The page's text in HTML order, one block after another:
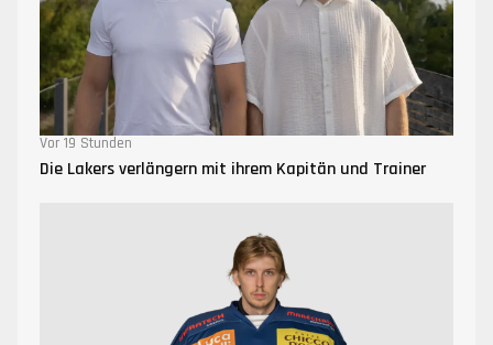
Vor 19 Stunden
Die Lakers verlängern mit ihrem Kapitän und Trainer